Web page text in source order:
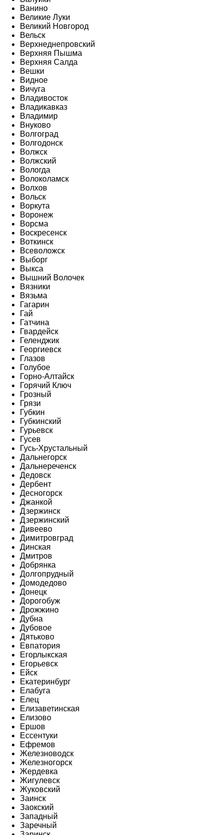
Ванино
Великие Луки
Великий Новгород
Вельск
Верхнеднепровский
Верхняя Пышма
Верхняя Салда
Вешки
Видное
Вичуга
Владивосток
Владикавказ
Владимир
Внуково
Волгоград
Волгодонск
Волжск
Волжский
Вологда
Волоколамск
Волхов
Вольск
Воркута
Воронеж
Ворсма
Воскресенск
Воткинск
Всеволожск
Выборг
Выкса
Вышний Волочек
Вязники
Вязьма
Гагарин
Гай
Гатчина
Гвардейск
Геленджик
Георгиевск
Глазов
Голубое
Горно-Алтайск
Горячий Ключ
Грозный
Грязи
Губкин
Губкинский
Гурьевск
Гусев
Гусь-Хрустальный
Дальнегорск
Дальнереченск
Дедовск
Дербент
Десногорск
Джанкой
Дзержинск
Дзержинский
Дивеево
Димитровград
Динская
Дмитров
Добрянка
Долгопрудный
Домодедово
Донецк
Дорогобуж
Дрожжино
Дубна
Дубовое
Дятьково
Евпатория
Егорлыкская
Егорьевск
Ейск
Екатеринбург
Елабуга
Елец
Елизаветинская
Елизово
Ершов
Ессентуки
Ефремов
Железноводск
Железногорск
Жердевка
Жигулевск
Жуковский
Заинск
Заокский
Западный
Заречный